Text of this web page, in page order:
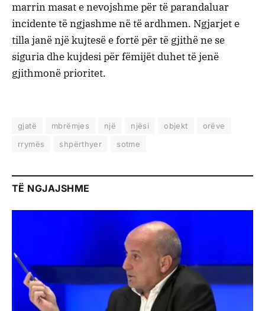
marrin masat e nevojshme për të parandaluar
incidente të ngjashme në të ardhmen. Ngjarjet e
tilla janë një kujtesë e fortë për të gjithë ne se
siguria dhe kujdesi për fëmijët duhet të jenë
gjithmonë prioritet.
gjatë mbrëmjes një njësi objekt
orëve
rrymës
shpërthyer sotme
TË NGJAJSHME